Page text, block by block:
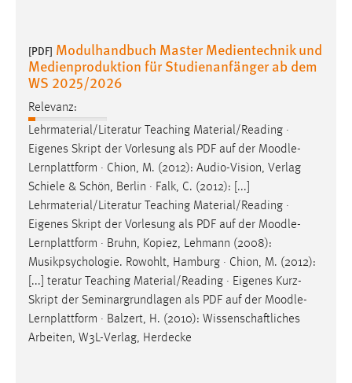
[PDF] Modulhandbuch Master Medientechnik und
Medienproduktion für Studienanfänger ab dem
WS 2025/2026
Relevanz:
Lehrmaterial/Literatur Teaching Material/Reading ·
Eigenes Skript der Vorlesung als PDF auf der Moodle-
Lernplattform · Chion, M. (2012): Audio-Vision, Verlag
Schiele & Schön, Berlin · Falk, C. (2012): [...]
Lehrmaterial/Literatur Teaching Material/Reading ·
Eigenes Skript der Vorlesung als PDF auf der Moodle-
Lernplattform · Bruhn, Kopiez, Lehmann (2008):
Musikpsychologie. Rowohlt, Hamburg · Chion, M. (2012):
[...] teratur Teaching Material/Reading · Eigenes Kurz-
Skript der Seminargrundlagen als PDF auf der Moodle-
Lernplattform · Balzert, H. (2010): Wissenschaftliches
Arbeiten, W3L-Verlag, Herdecke